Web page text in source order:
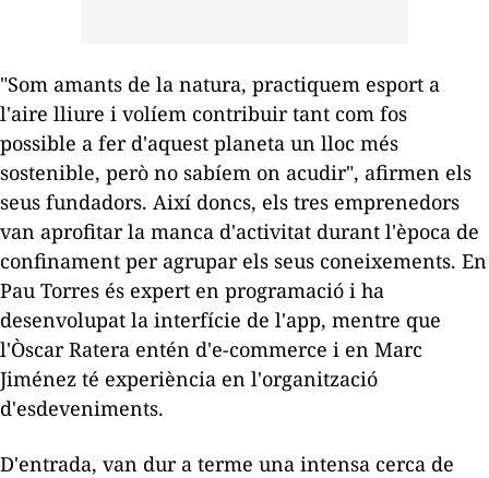
"Som amants de la natura, practiquem esport a
l'aire lliure i volíem contribuir tant com fos
possible a fer d'aquest planeta un lloc més
sostenible, però no sabíem on acudir", afirmen els
seus fundadors. Així doncs, els tres emprenedors
van aprofitar la manca d'activitat durant l'època de
confinament per agrupar els seus coneixements. En
Pau Torres és expert en programació i ha
desenvolupat la interfície de l'app, mentre que
l'Òscar Ratera entén d'e-commerce i en Marc
Jiménez té experiència en l'organització
d'esdeveniments.
D'entrada, van dur a terme una intensa cerca de